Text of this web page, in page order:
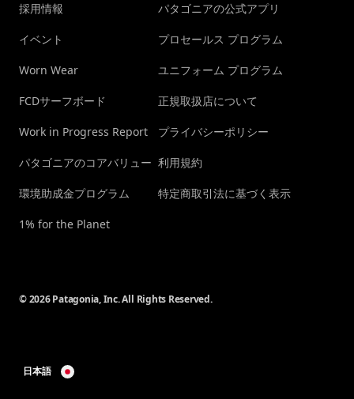
採用情報
イベント
Worn Wear
FCDサーフボード
Work in Progress Report
パタゴニアのコアバリュー
環境助成金プログラム
1% for the Planet
パタゴニアの公式アプリ
プロセールス プログラム
ユニフォーム プログラム
正規取扱店について
プライバシーポリシー
利用規約
特定商取引法に基づく表示
© 2026 Patagonia, Inc. All Rights Reserved.
日本語